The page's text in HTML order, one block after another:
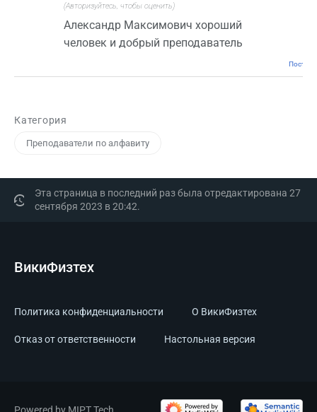
(Авторизуйтесь, чтобы оценить)
Александр Максимович хороший
человек и добрый преподаватель
Категория
Преподаватели по алфавиту
Эта страница в последний раз была отредактирована 27
сентября 2023 в 20:42.
ВикиФизтех
Политика конфиденциальности О ВикиФизтех
Отказ от ответственности Настольная версия